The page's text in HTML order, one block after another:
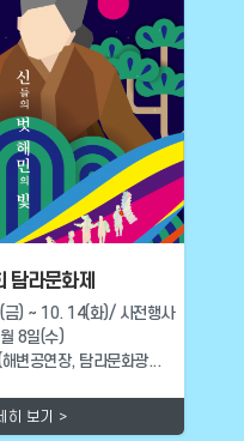
탐라문화제
) ~ 10. 14(화)/ 사전행사
8일(수)
변공연장, 탐라문화광...
히 보기 >